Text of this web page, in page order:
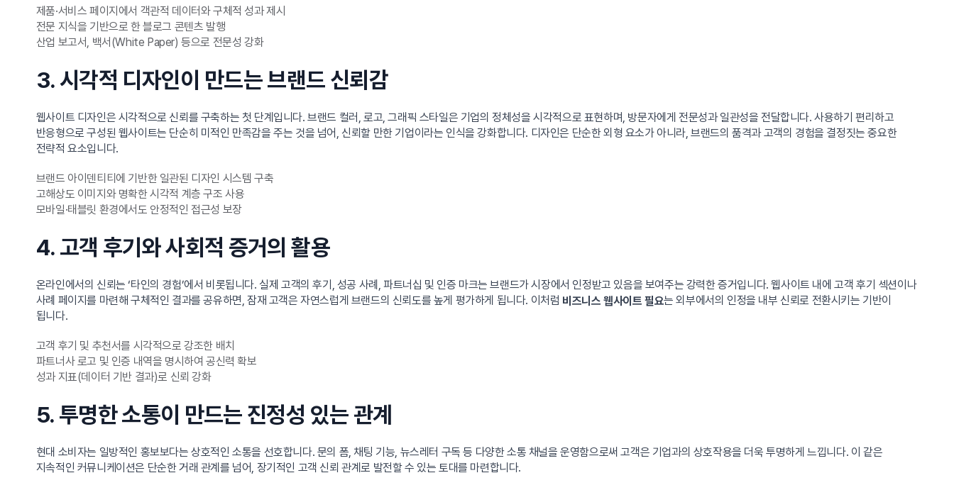
제품·서비스 페이지에서 객관적 데이터와 구체적 성과 제시
전문 지식을 기반으로 한 블로그 콘텐츠 발행
산업 보고서, 백서(White Paper) 등으로 전문성 강화
3. 시각적 디자인이 만드는 브랜드 신뢰감
웹사이트 디자인은 시각적으로 신뢰를 구축하는 첫 단계입니다. 브랜드 컬러, 로고, 그래픽 스타일은 기업의 정체성을 시각적으로 표현하며, 방문자에게 전문성과 일관성을 전달합니다. 사용하기 편리하고
반응형으로 구성된 웹사이트는 단순히 미적인 만족감을 주는 것을 넘어, 신뢰할 만한 기업이라는 인식을 강화합니다. 디자인은 단순한 외형 요소가 아니라, 브랜드의 품격과 고객의 경험을 결정짓는 중요한
전략적 요소입니다.
브랜드 아이덴티티에 기반한 일관된 디자인 시스템 구축
고해상도 이미지와 명확한 시각적 계층 구조 사용
모바일·태블릿 환경에서도 안정적인 접근성 보장
4. 고객 후기와 사회적 증거의 활용
온라인에서의 신뢰는 ‘타인의 경험’에서 비롯됩니다. 실제 고객의 후기, 성공 사례, 파트너십 및 인증 마크는 브랜드가 시장에서 인정받고 있음을 보여주는 강력한 증거입니다. 웹사이트 내에 고객 후기 섹션이나
사례 페이지를 마련해 구체적인 결과를 공유하면, 잠재 고객은 자연스럽게 브랜드의 신뢰도를 높게 평가하게 됩니다. 이처럼 비즈니스 웹사이트 필요는 외부에서의 인정을 내부 신뢰로 전환시키는 기반이
됩니다.
고객 후기 및 추천서를 시각적으로 강조한 배치
파트너사 로고 및 인증 내역을 명시하여 공신력 확보
성과 지표(데이터 기반 결과)로 신뢰 강화
5. 투명한 소통이 만드는 진정성 있는 관계
현대 소비자는 일방적인 홍보보다는 상호적인 소통을 선호합니다. 문의 폼, 채팅 기능, 뉴스레터 구독 등 다양한 소통 채널을 운영함으로써 고객은 기업과의 상호작용을 더욱 투명하게 느낍니다. 이 같은
지속적인 커뮤니케이션은 단순한 거래 관계를 넘어, 장기적인 고객 신뢰 관계로 발전할 수 있는 토대를 마련합니다.